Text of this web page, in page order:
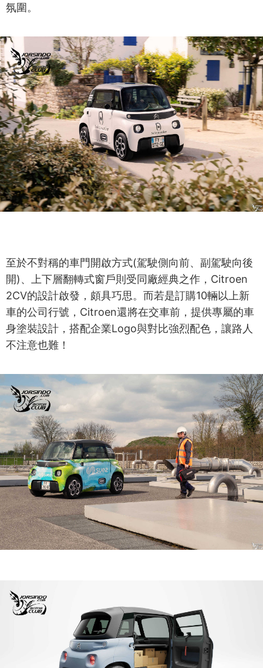
氛圍。
至於不對稱的車門開啟方式(駕駛側向前、副駕駛向後
開)、上下層翻轉式窗戶則受同廠經典之作，Citroen
2CV的設計啟發，頗具巧思。而若是訂購10輛以上新
車的公司行號，Citroen還將在交車前，提供專屬的車
身塗裝設計，搭配企業Logo與對比強烈配色，讓路人
不注意也難！